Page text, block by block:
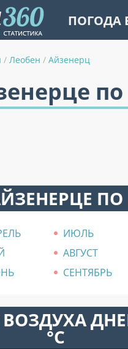
ПОГОДА
/ Леобен / Айзенерц
ИЮЛЬ
АВГУСТ
СЕНТЯБРЬ
ВОЗДУХА
°C